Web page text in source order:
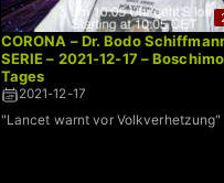
CORONA – Dr. Bodo Schiffmann
SERIE – 2021-12-17 –
Tages
2021-12-17
"Lancet warnt vor Volkverhetzung"